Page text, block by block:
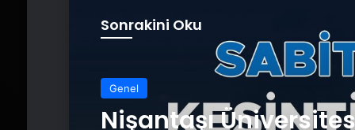
Sonrakini Oku
Genel
Nişantaşı